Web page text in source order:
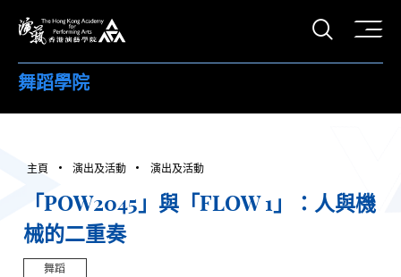
打開
舞蹈學院
主頁 演出及活動 演出及活動
「POW2045」與「FLOW 1」：人與機
械的二重奏
舞蹈